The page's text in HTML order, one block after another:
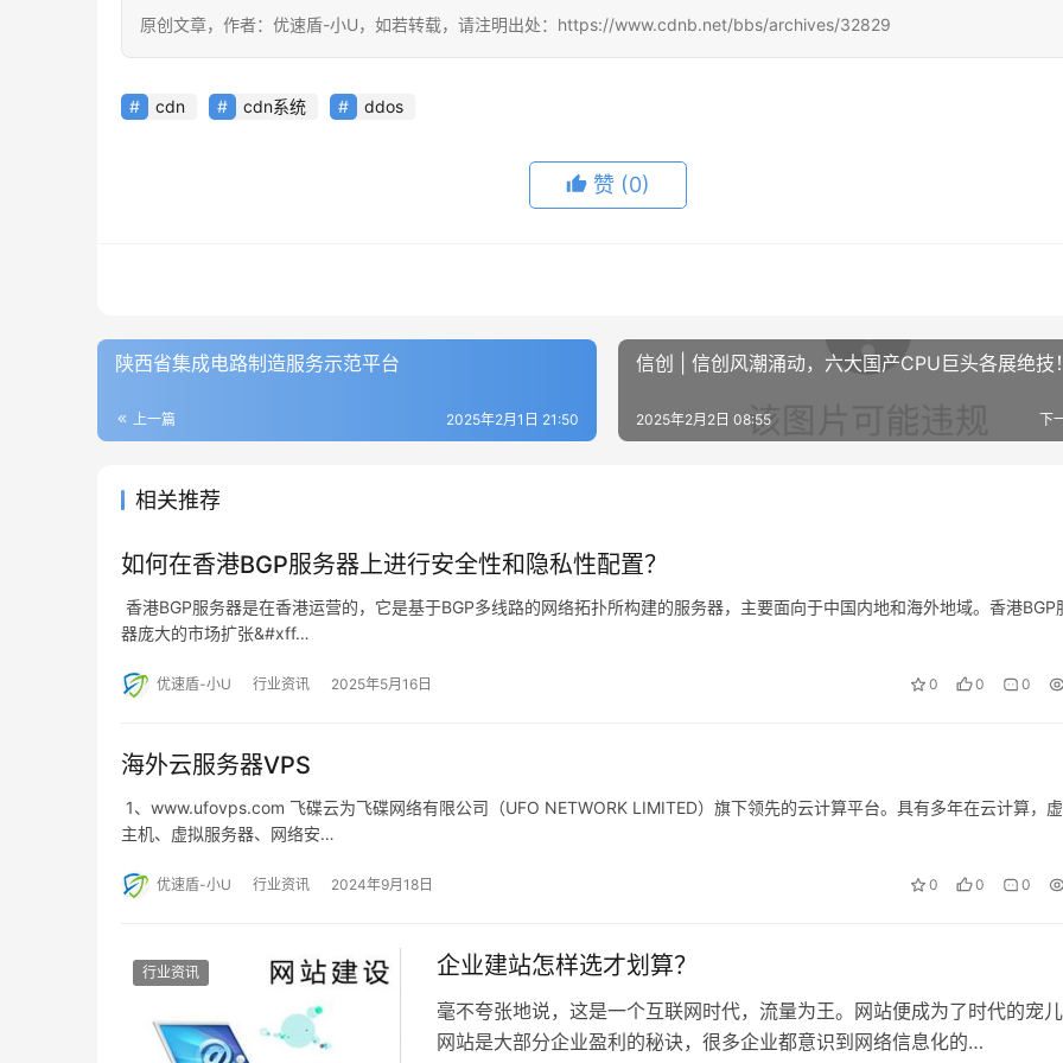
原创文章，作者：优速盾-小U，如若转载，请注明出处：https://www.cdnb.net/bbs/archives/32829
cdn cdn系统 ddos
赞 (0)
陕西省集成电路制造服务示范平台
上一篇 2025年2月1日 21:50
信创 | 信创风潮涌动，六大国产CPU巨头各展绝技
下
2025年2月2日 08:55
相关推荐
如何在香港BGP服务器上进行安全性和隐私性配置？
香港BGP服务器是在香港运营的，它是基于BGP多线路的网络拓扑所构建的服务器，主要面向于中国内地和海外地域。香港BGP
器庞大的市场扩张&#xff…
优速盾-小U 行业资讯 2025年5月16日 0 0 0
海外云服务器VPS
1、www.ufovps.com 飞碟云为飞碟网络有限公司（UFO NETWORK LIMITED）旗下领先的云计算平台。具有多年在云计算，
主机、虚拟服务器、网络安…
优速盾-小U 行业资讯 2024年9月18日 0 0 0
行业资讯 企业建站怎样选才划算？
毫不夸张地说，这是一个互联网时代，流量为王。网站便成为了时代的宠
网站是大部分企业盈利的秘诀，很多企业都意识到网络信息化的…